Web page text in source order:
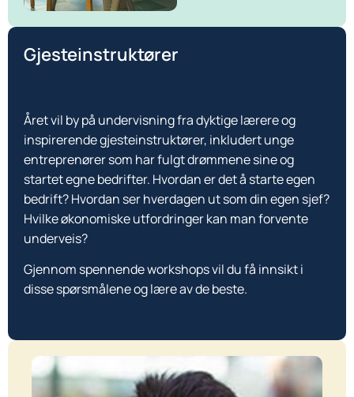
Gjesteinstruktører
Året vil by på undervisning fra dyktige lærere og
inspirerende gjesteinstruktører, inkludert unge
entreprenører som har fulgt drømmene sine og
startet egne bedrifter. Hvordan er det å starte egen
bedrift? Hvordan ser hverdagen ut som din egen sjef?
Hvilke økonomiske utfordringer kan man forvente
underveis?
Gjennom spennende workshops vil du få innsikt i
disse spørsmålene og lære av de beste.